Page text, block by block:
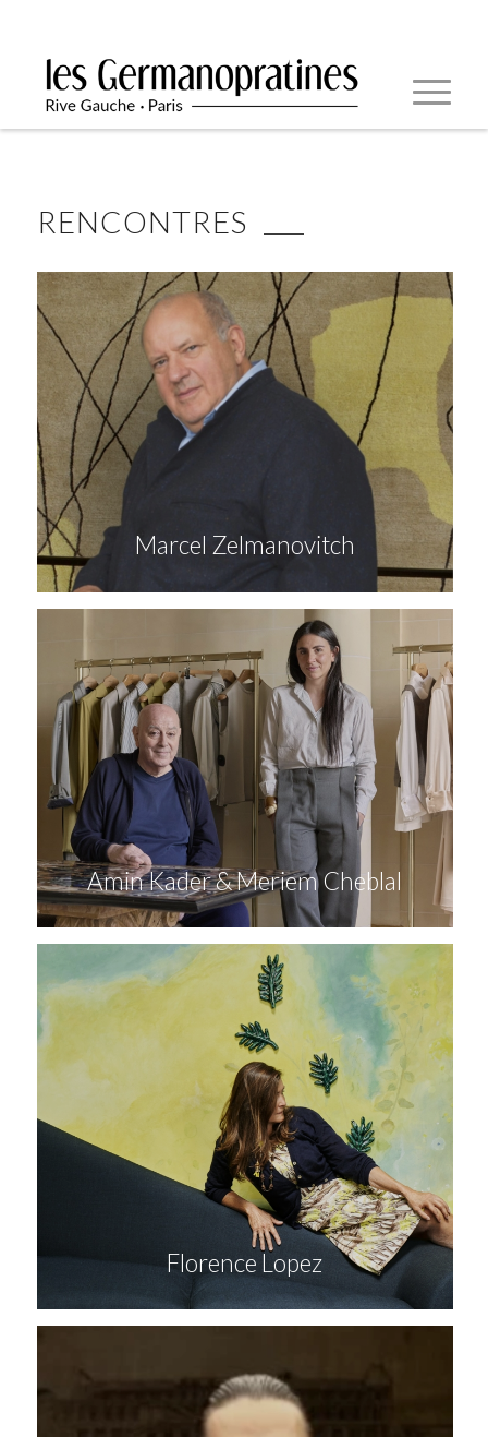
RENCONTRES
Marcel Zelmanovitch
Amin Kader & Meriem Cheblal
Florence Lopez